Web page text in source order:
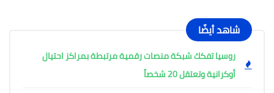
شاهد أيضًا
روسيا تفكك شبكة منصات رقمية مرتبطة بمراكز احتيال
أوكرانية وتعتقل 20 شخصاً